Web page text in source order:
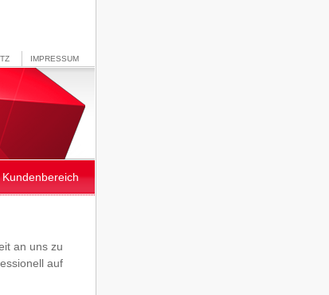
Kundenbereich
IMPRESSUM
an uns zu
auf